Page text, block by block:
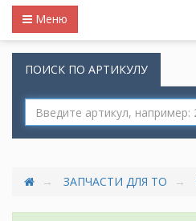
Меню
ПОИСК ПО АРТИКУЛУ
ЗАПЧАСТИ ДЛЯ ТО